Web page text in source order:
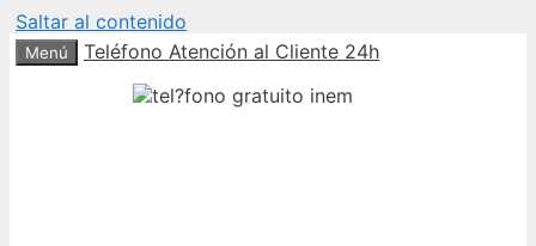
Saltar al contenido
Menú Teléfono Atención al Cliente 24h